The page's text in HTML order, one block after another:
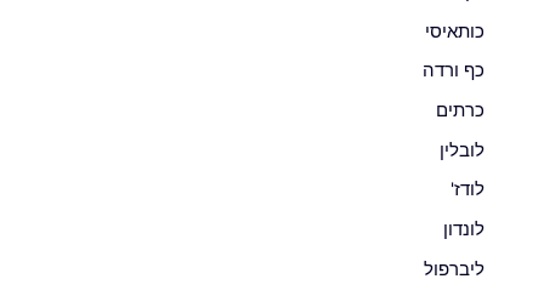
כותאיסי
כף ורדה
כרתים
לובלין
לודז'
לונדון
ליברפול